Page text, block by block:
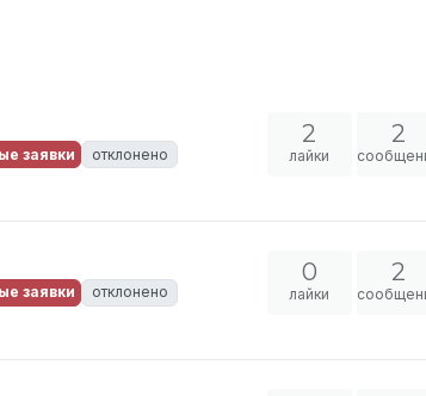
заявки
отклонено
2
лайки
2
заявки
отклонено
0
лайки
2